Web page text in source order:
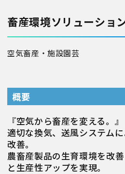
畜産環境ソリューショ
空気畜産・施設園芸
概要
『空気から畜産を変える。』
適切な換気、送風システム
改善。
農畜産製品の生育環境を改
と生産性アップを実現。